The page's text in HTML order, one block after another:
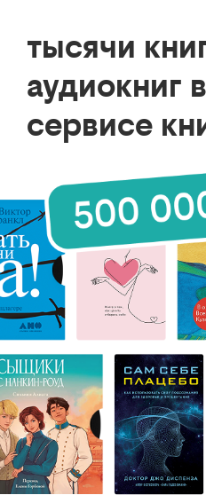
тысячи
аудиокниг в
сервисе